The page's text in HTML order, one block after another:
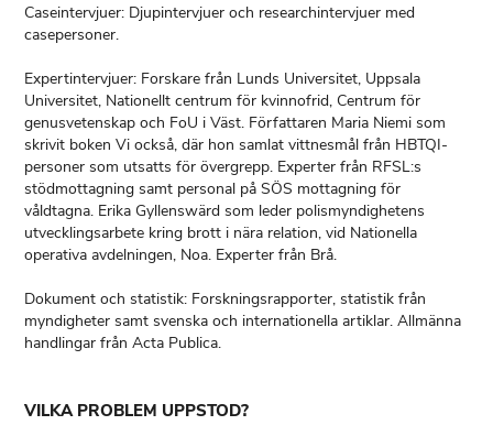
Caseintervjuer: Djupintervjuer och researchintervjuer med
casepersoner.
Expertintervjuer: Forskare från Lunds Universitet, Uppsala
Universitet, Nationellt centrum för kvinnofrid, Centrum för
genusvetenskap och FoU i Väst. Författaren Maria Niemi som
skrivit boken Vi också, där hon samlat vittnesmål från HBTQI-
personer som utsatts för övergrepp. Experter från RFSL:s
stödmottagning samt personal på SÖS mottagning för
våldtagna. Erika Gyllenswärd som leder polismyndighetens
utvecklingsarbete kring brott i nära relation, vid Nationella
operativa avdelningen, Noa. Experter från Brå.
Dokument och statistik: Forskningsrapporter, statistik från
myndigheter samt svenska och internationella artiklar. Allmänna
handlingar från Acta Publica.
VILKA PROBLEM UPPSTOD?